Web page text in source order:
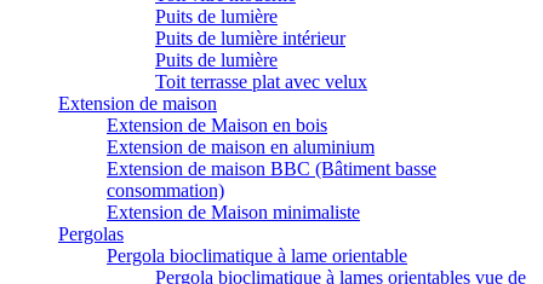
Puits de lumière
Puits de lumière intérieur
Puits de lumière
Toit terrasse plat avec velux
Extension de maison
Extension de Maison en bois
Extension de maison en aluminium
Extension de maison BBC (Bâtiment basse
consommation)
Extension de Maison minimaliste
Pergolas
Pergola bioclimatique à lame orientable
Pergola bioclimatique à lames orientables vue de